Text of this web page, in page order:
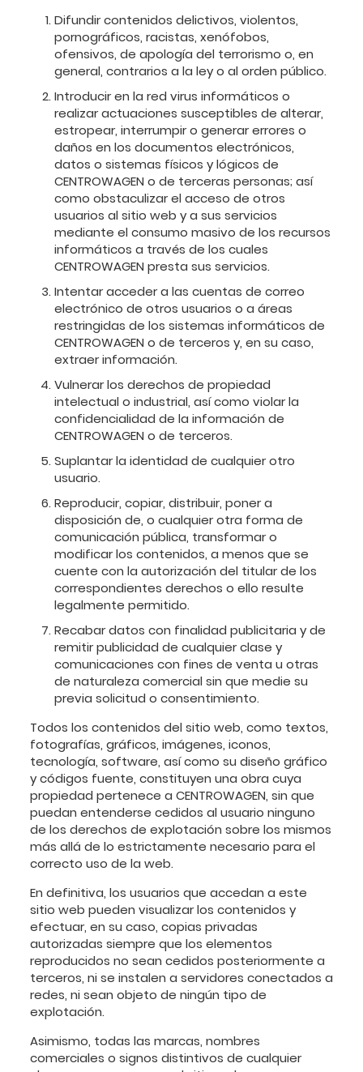
Difundir contenidos delictivos, violentos,
pornográficos, racistas, xenófobos,
ofensivos, de apología del terrorismo o, en
general, contrarios a la ley o al orden público.
Introducir en la red virus informáticos o
realizar actuaciones susceptibles de alterar,
estropear, interrumpir o generar errores o
daños en los documentos electrónicos,
datos o sistemas físicos y lógicos de
CENTROWAGEN o de terceras personas; así
como obstaculizar el acceso de otros
usuarios al sitio web y a sus servicios
mediante el consumo masivo de los recursos
informáticos a través de los cuales
CENTROWAGEN presta sus servicios.
Intentar acceder a las cuentas de correo
electrónico de otros usuarios o a áreas
restringidas de los sistemas informáticos de
CENTROWAGEN o de terceros y, en su caso,
extraer información.
Vulnerar los derechos de propiedad
intelectual o industrial, así como violar la
confidencialidad de la información de
CENTROWAGEN o de terceros.
Suplantar la identidad de cualquier otro
usuario.
Reproducir, copiar, distribuir, poner a
disposición de, o cualquier otra forma de
comunicación pública, transformar o
modificar los contenidos, a menos que se
cuente con la autorización del titular de los
correspondientes derechos o ello resulte
legalmente permitido.
Recabar datos con finalidad publicitaria y de
remitir publicidad de cualquier clase y
comunicaciones con fines de venta u otras
de naturaleza comercial sin que medie su
previa solicitud o consentimiento.
Todos los contenidos del sitio web, como textos,
fotografías, gráficos, imágenes, iconos,
tecnología, software, así como su diseño gráfico
y códigos fuente, constituyen una obra cuya
propiedad pertenece a CENTROWAGEN, sin que
puedan entenderse cedidos al usuario ninguno
de los derechos de explotación sobre los mismos
más allá de lo estrictamente necesario para el
correcto uso de la web.
En definitiva, los usuarios que accedan a este
sitio web pueden visualizar los contenidos y
efectuar, en su caso, copias privadas
autorizadas siempre que los elementos
reproducidos no sean cedidos posteriormente a
terceros, ni se instalen a servidores conectados a
redes, ni sean objeto de ningún tipo de
explotación.
Asimismo, todas las marcas, nombres
comerciales o signos distintivos de cualquier